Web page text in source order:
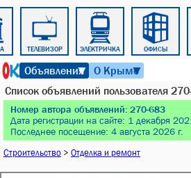
ТЕЛЕВИЗОР ЭЛЕКТРИЧКА ОФИСЫ
Объявления
▼ О Крыме
▼
Список объявлений пользователя
Номер автора объявлений: 270-683
Дата регистрации на сайте: 1 декабря
Последнее посещение: 4 августа 2026 г.
Строительство > Отделка и ремонт